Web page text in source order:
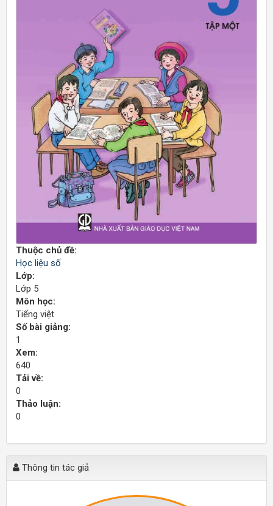
Thuộc chủ đề:
Học liệu số
Lớp:
Lớp 5
Môn học:
Tiếng việt
Số bài giảng:
1
Xem:
640
Tải về:
0
Thảo luận:
0
Thông tin tác giả